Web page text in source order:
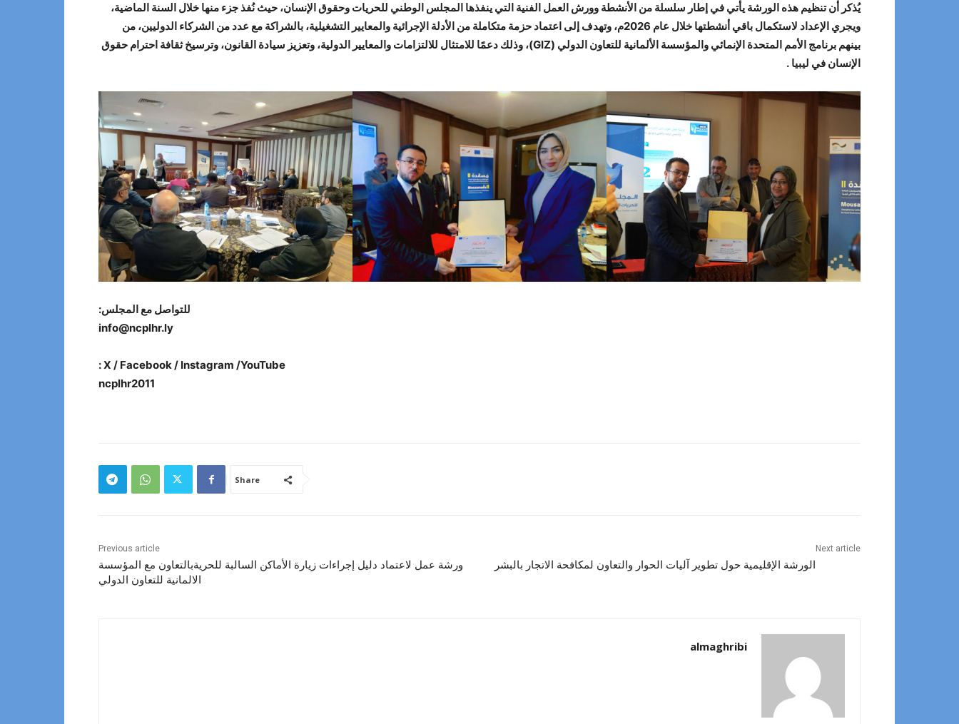
يُذكر أن تنظيم هذه الورشة يأتي في إطار سلسلة من الأنشطة وورش العمل الفنية التي ينفذها المجلس الوطني للحريات وحقوق الإنسان، حيث نُفذ جزء منها خلال السنة الماضية،
ويجري الإعداد لاستكمال باقي أنشطتها خلال عام 2026م، وتهدف إلى اعتماد حزمة متكاملة من الأدلة الإجرائية والمعايير التشغيلية، بالشراكة مع عدد من الشركاء الدوليين، من
بينهم برنامج الأمم المتحدة الإنمائي والمؤسسة الألمانية للتعاون الدولي (GIZ)، وذلك دعمًا للامتثال للالتزامات والمعايير الدولية، وتعزيز سيادة القانون، وترسيخ ثقافة احترام حقوق
الإنسان في ليبيا .
للتواصل مع المجلس:
info@ncplhr.ly
X / Facebook / Instagram /YouTube :
ncplhr2011
Share
Previous article
ورشة عمل لاعتماد دليل إجراءات زيارة الأماكن السالبة للحريةبالتعاون مع المؤسسة
الالمانية للتعاون الدولي
Next article
الورشة الإقليمية حول تطوير آليات الحوار والتعاون لمكافحة الاتجار بالبشر
almaghribi